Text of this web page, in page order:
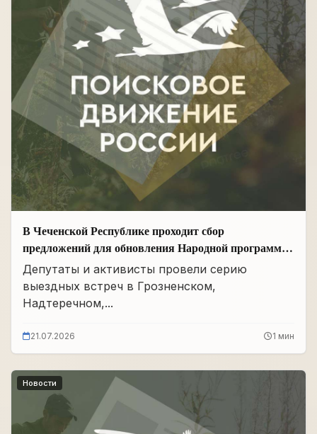
В Чеченской Республике проходит сбор
предложений для обновления Народной программы
в сфере АПК
Депутаты и активисты провели серию
выездных встреч в Грозненском,
Надтеречном,...
21.07.2026 1 мин
Новости